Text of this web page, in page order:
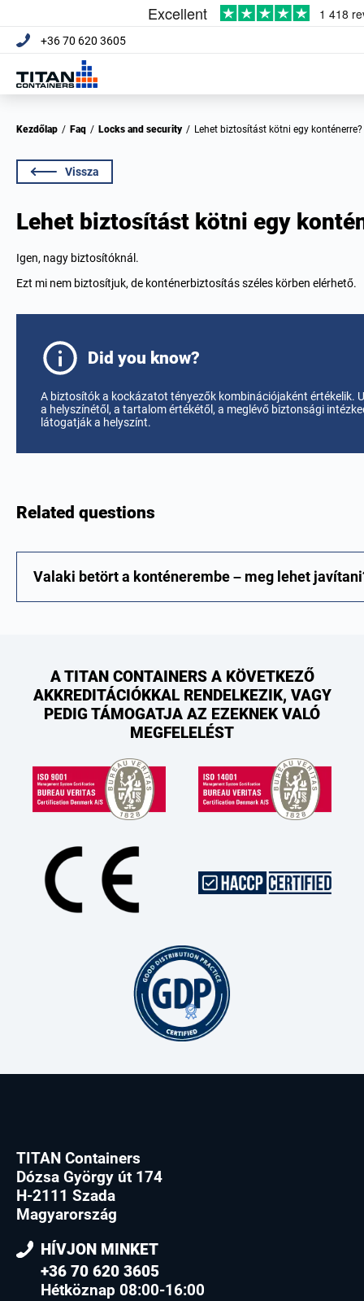
+36 70 620 3605
Kezdőlap / Faq / Locks and security / Lehet biztosítást kötni egy konténerre?
Vissza
Lehet biztosítást kötni egy
Igen, nagy biztosítóknál.
Ezt mi nem biztosítjuk, de konténerbiztosítás széles körben elérhető.
Did you know?
A biztosítók a kockázatot tényezők kombinációjaként értékelik.
a helyszínétől, a tartalom értékétől, a meglévő biztonsági
látogatják a helyszínt.
Related questions
Valaki betört a konténerembe – meg lehet
A TITAN CONTAINERS A KÖVETKEZŐ
AKKREDITÁCIÓKKAL RENDELKEZIK, VAGY
PEDIG TÁMOGATJA AZ EZEKNEK VALÓ
MEGFELELÉST
TITAN Containers
Dózsa György út 174
H-2111 Szada
Magyarország
HÍVJON MINKET
+36 70 620 3605
Hétköznap 08:00-16:00